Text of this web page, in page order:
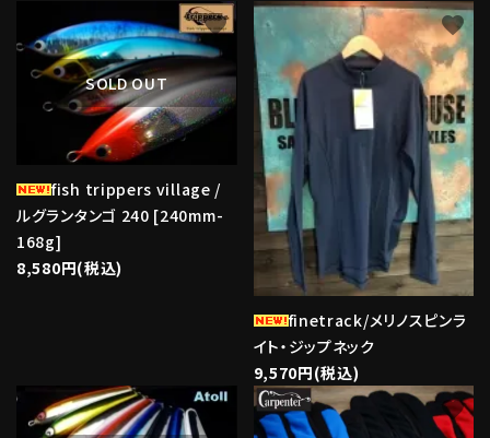
SOLD OUT
fish trippers village /
ルグランタンゴ 240 [240mm-
168g]
8,580円(税込)
favorite
finetrack/メリノスピンラ
イト・ジップネック
9,570円(税込)
favorite
favorite favorite